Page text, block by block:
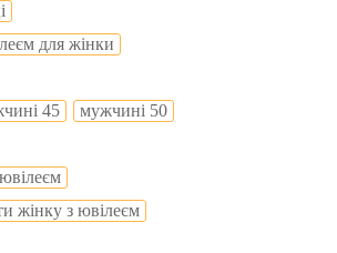
для жінки
45
мужчині 50
жінку з ювілеєм